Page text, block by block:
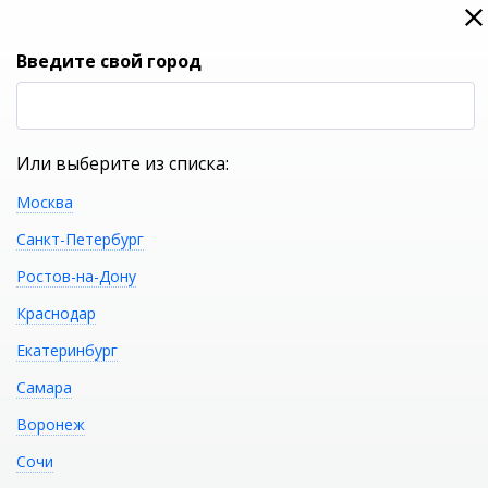
0
Ванна стальная ROCA
Contesa 120х70
Введите свой город
Или выберите из списка:
Москва
Санкт-Петербург
Ростов-на-Дону
Краснодар
Екатеринбург
Самара
Воронеж
Сочи